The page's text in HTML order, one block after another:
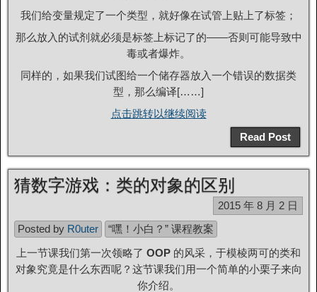
我们给变量规定了一个类型，就好像在试管上贴上了标签；
那么放入的试剂就必须是标签上标记了的——否则可能导致中
毒或者爆炸。
同样的，如果我们试图给一个储存器放入一个错误的数据类
型，那么编译[……]
点击跳转以继续阅读
Read Post
猜数字游戏：类的对象的区别
2015 年 8 月 2 日
Posted by R0uter
“嘿！小白？” 课程教案
上一节课我们第一次领略了 OOP 的风采，于模棱两可的类和
对象究竟是什么东西呢？这节课我们用一个简单的小栗子来向
你介绍。